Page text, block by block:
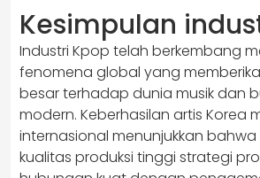
Kesimpulan
Industri Kpop telah berkembang
fenomena global yang
besar terhadap dunia musik dan
modern. Keberhasilan artis Korea
internasional menunjukkan bahwa
kualitas produksi tinggi strategi